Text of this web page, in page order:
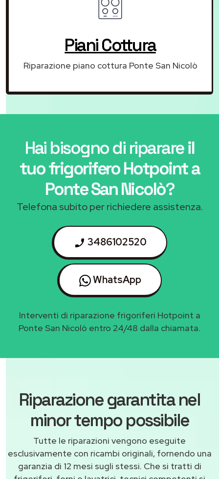
Piani Cottura
Riparazione piano cottura Ponte San Nicolò
Hai bisogno di riparareil
tuo frigorifero Hotpoint a
Ponte San Nicolò?
Telefona subito per richiedere assistenza.
3486102520
WhatsApp
Interventi di riparazione frigoriferi Hotpoint a
Ponte San Nicolò entro 24/48 dalla chiamata.
Riparazione garantita nel
minor tempo possibile
Tutte le riparazioni vengono eseguite
esclusivamente con ricambi originali, fornendo una
garanzia di 12 mesi sugli stessi. Che si tratti di